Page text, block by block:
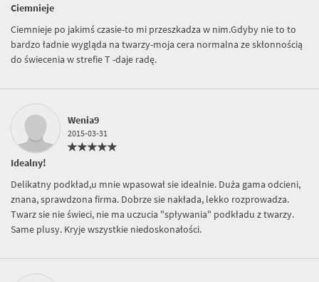
Ciemnieje
Ciemnieje po jakimś czasie-to mi przeszkadza w nim.Gdyby nie to to
bardzo ładnie wygląda na twarzy-moja cera normalna ze skłonnością
do świecenia w strefie T -daje radę.
Wenia9
2015-03-31
Idealny!
Delikatny podkład,u mnie wpasował sie idealnie. Duża gama odcieni,
znana, sprawdzona firma. Dobrze sie nakłada, lekko rozprowadza.
Twarz sie nie świeci, nie ma uczucia "spływania" podkładu z twarzy.
Same plusy. Kryje wszystkie niedoskonałości.